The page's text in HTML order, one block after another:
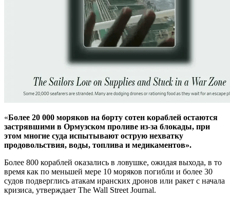
«Более 20 000 моряков на борту сотен кораблей остаются
застрявшими в Ормузском проливе из-за блокады, при
этом многие суда испытывают острую нехватку
продовольствия, воды, топлива и медикаментов».
Более 800 кораблей оказались в ловушке, ожидая выхода, в то
время как по меньшей мере 10 моряков погибли и более 30
судов подверглись атакам иранских дронов или ракет с начала
кризиса, утверждает The Wall Street Journal.